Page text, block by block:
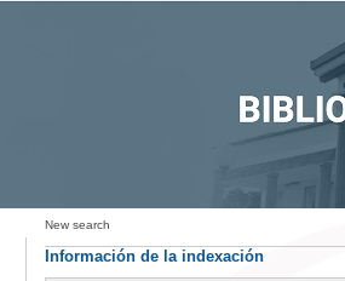
New search
Información de la indexación